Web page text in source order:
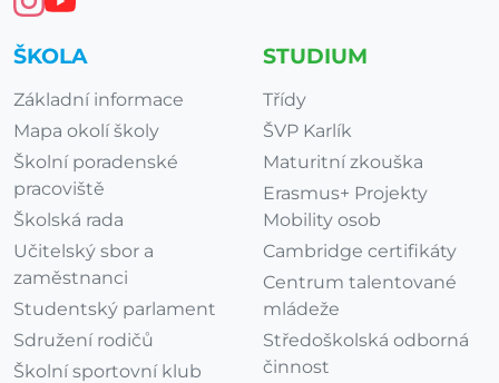
ŠKOLA
Základní informace
Mapa okolí školy
Školní poradenské
pracoviště
Školská rada
Učitelský sbor a
zaměstnanci
Studentský parlament
Sdružení rodičů
Školní sportovní klub
STUDIUM
Třídy
ŠVP Karlík
Maturitní zkouška
Erasmus+ Projekty
Mobility osob
Cambridge certifikáty
Centrum talentované
mládeže
Středoškolská odborná
činnost